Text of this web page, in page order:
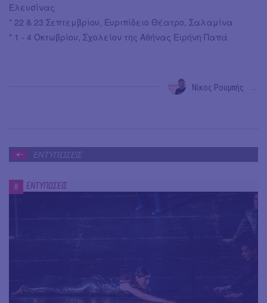
Ελευσίνας
* 22 & 23 Σεπτεμβρίου, Ευριπίδειο Θέατρο, Σαλαμίνα
* 1 - 4 Οκτωβρίου, Σχολείον της Αθήνας Ειρήνη Παπά
Νίκος Ρουμπής
ΕΝΤΥΠΩΣΕΙΣ
# ΕΝΤΥΠΩΣΕΙΣ